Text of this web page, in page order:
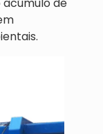
de